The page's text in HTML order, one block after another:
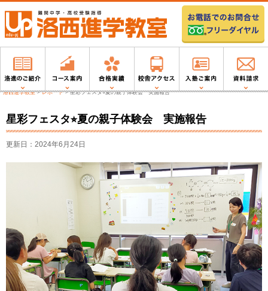
洛西進学教室>レポート>星彩フェスタ⭐︎夏の親子体験会 実施報告
星彩フェスタ⭐︎夏の親子体験会 実施報告
更新日：2024年6月24日